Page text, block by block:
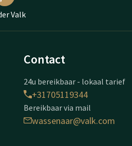
Valk
Contact
24u bereikbaar - lokaal tarief
+31705119344
Bereikbaar via mail
wassenaar@valk.com